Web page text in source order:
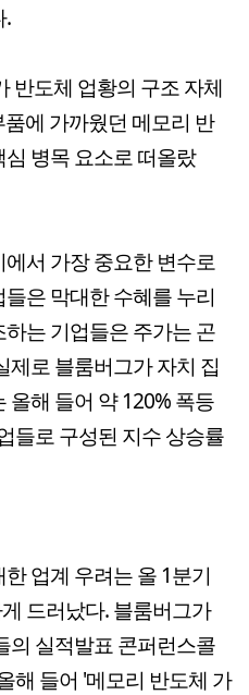
.
반도체 업황의 구조 자체
에 가까웠던 메모리 반
병목 요소로 떠올랐
서 가장 중요한 변수로
은 막대한 수혜를 누리
는 기업들은 주가는 곤
제로 블룸버그가 자치 집
올해 들어 약 120% 폭등
들로 구성된 지수 상승률
업계 우려는 올 1분기
드러났다. 블룸버그가
의 실적발표 콘퍼런스콜
해 들어 '메모리 반도체 가